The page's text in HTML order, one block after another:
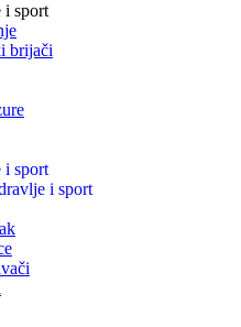
i sport
brijači
i sport
i sport